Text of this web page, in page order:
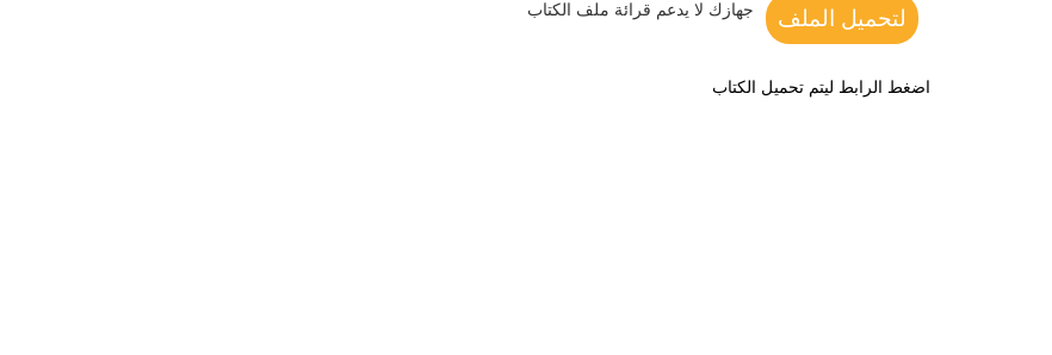
لتحميل الملف جهازك لا يدعم قرائة ملف الكتاب
اضغط الرابط ليتم تحميل الكتاب